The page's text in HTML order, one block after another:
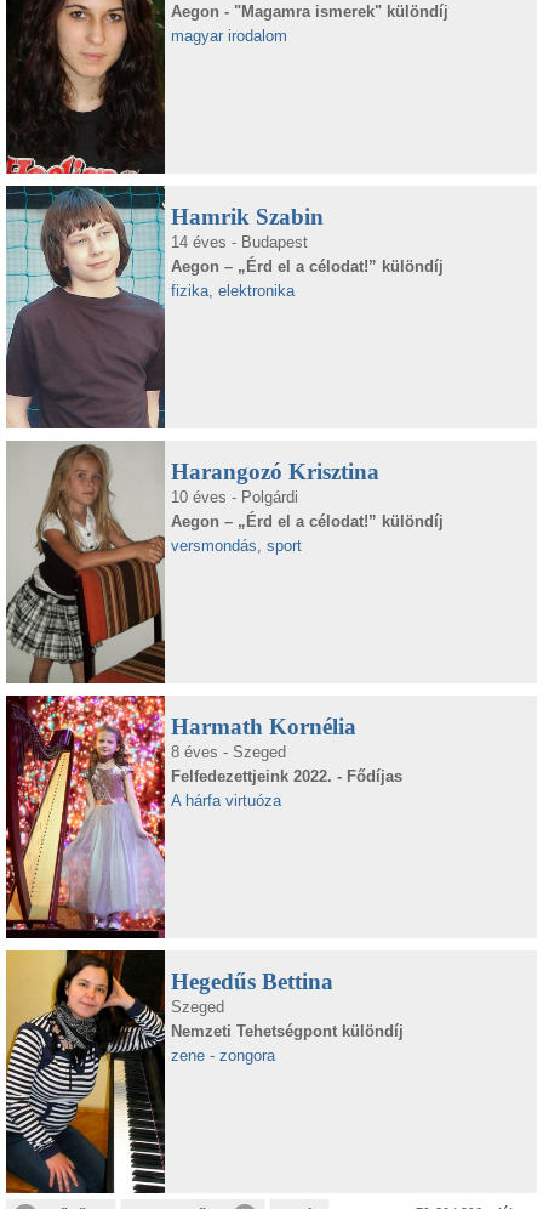
Aegon - "Magamra ismerek" különdíj
magyar irodalom
Hamrik Szabin
14 éves - Budapest
Aegon – „Érd el a célodat!” különdíj
fizika, elektronika
Harangozó Krisztina
10 éves - Polgárdi
Aegon – „Érd el a célodat!” különdíj
versmondás, sport
Harmath Kornélia
8 éves - Szeged
Felfedezettjeink 2022. - Fődíjas
A hárfa virtuóza
Hegedűs Bettina
Szeged
Nemzeti Tehetségpont különdíj
zene - zongora